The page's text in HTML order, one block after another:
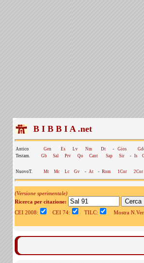
B I B B I A .net
Antico Gen Es Lv Nm Dt - Gios
Testam.
Gb Sal Prv Qo Cant Sap Sir - Is
NuovoT. Mt Mc Lc Gv - At - Rom 1Cor 2Cor
(Versione sperimentale)
Ricerca per citazione:
CEI 2008:
CEI 74: TILC: Mostra